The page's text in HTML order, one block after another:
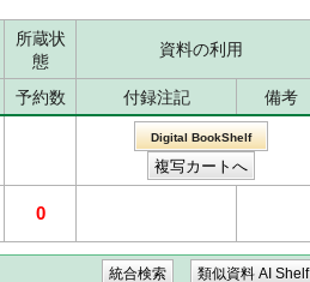
所蔵状
態
資料の利用
予約数 付録注記 備考
Digital BookShelf
0